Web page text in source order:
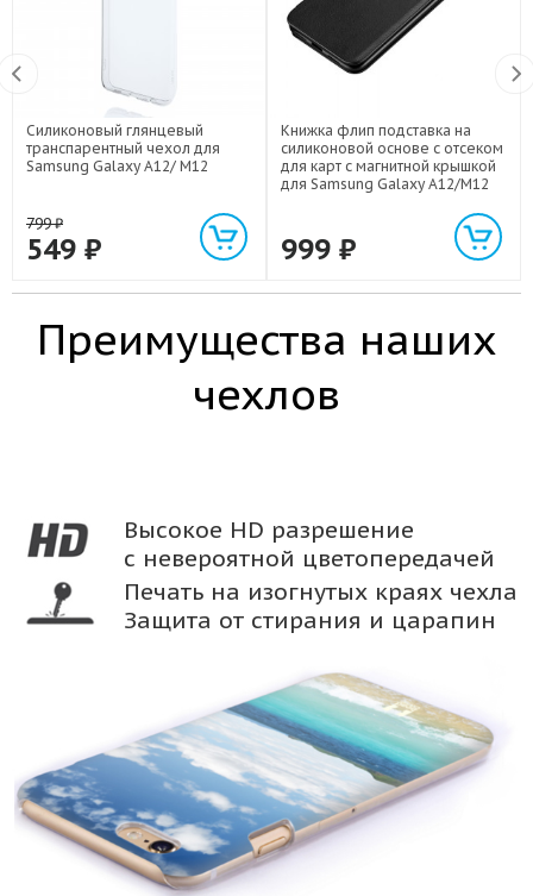
Силиконовый глянцевый
транспарентный чехол для
Samsung Galaxy A12/ M12
799₽
549 ₽
Книжка флип подставка на
силиконовой основе с отсеком
для карт с магнитной крышкой
для Samsung Galaxy A12/M12
999 ₽
Преимущества наших
чехлов
Высокое HD разрешение
с невероятной цветопередачей
Печать на изогнутых краях чехла
Защита от стирания и царапин